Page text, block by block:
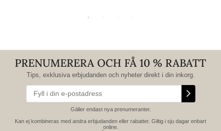
PRENUMERERA OCH FÅ 10 % RABATT
Tips, exklusiva erbjudanden och nyheter direkt i din inkorg.
Gäller endast nya prenumeranter.
Kan ej kombineras med andra erbjudanden eller rabatter. Giltig i sju dagar enbart
online.